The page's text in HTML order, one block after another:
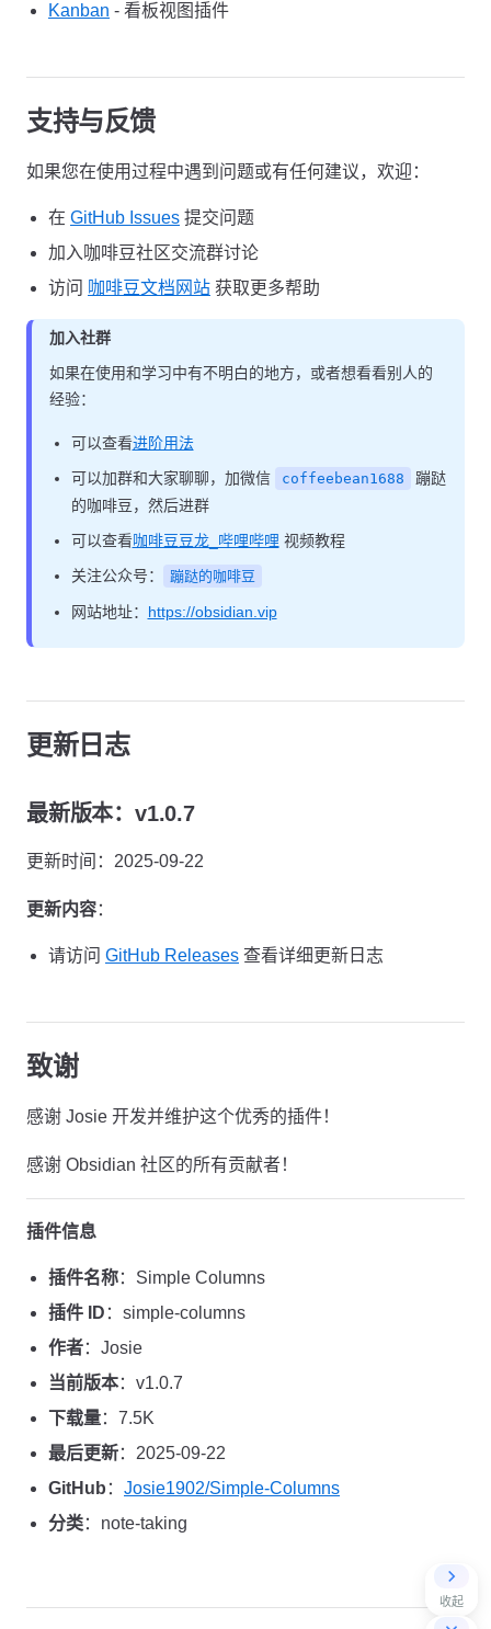
收起
Kanban - 看板视图插件
支持与反馈
如果您在使用过程中遇到问题或有任何建议，欢迎：
在 GitHub Issues 提交问题
加入咖啡豆社区交流群讨论
访问 咖啡豆文档网站 获取更多帮助
加入社群
如果在使用和学习中有不明白的地方，或者想看看别人的
经验：
可以查看进阶用法
可以加群和大家聊聊，加微信
coffeebean1688
蹦跶
的咖啡豆，然后进群
可以查看咖啡豆豆龙_哔哩哔哩 视频教程
关注公众号：
蹦跶的咖啡豆
网站地址： https://obsidian.vip
更新日志
最新版本：v1.0.7
更新时间：2025-09-22
更新内容：
请访问 GitHub Releases 查看详细更新日志
致谢
感谢 Josie 开发并维护这个优秀的插件！
感谢 Obsidian 社区的所有贡献者！
插件信息
插件名称：Simple Columns
插件 ID ：simple-columns
作者：Josie
当前版本：v1.0.7
下载量：7.5K
最后更新：2025-09-22
GitHub ： Josie1902/Simple-Columns
分类：note-taking